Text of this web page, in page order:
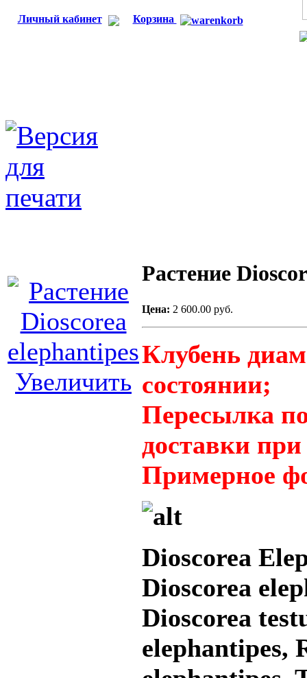
Личный кабинет Корзина
Увеличить
Растение
Цена: 2 600.00 руб.
Клубень
состоянии;
Пересылка
доставки при
Примерное
Dioscorea
Dioscorea
Dioscorea
elephantipes,